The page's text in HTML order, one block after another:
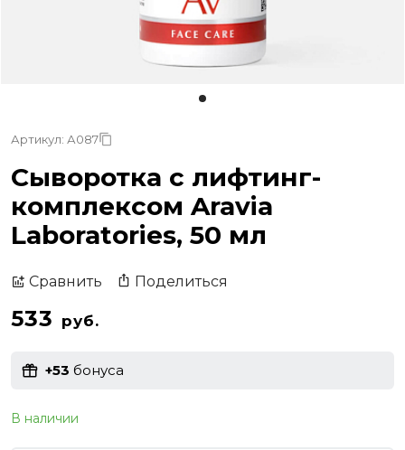
Артикул: А087
Сыворотка с лифтинг-
комплексом Aravia
Laboratories, 50 мл
Сравнить Поделиться
533 руб.
+53 бонуса
В наличии